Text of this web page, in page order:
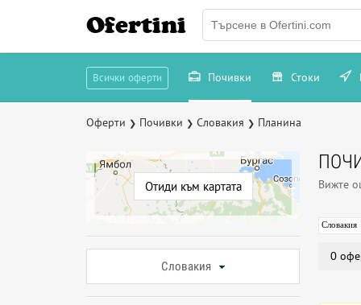
Ofertini
Всички оферти Почивки Стоки
Оферти ❯ Почивки ❯ Словакия ❯ Планина
Отиди към картата
Словакия
Вижте
Словакия
0